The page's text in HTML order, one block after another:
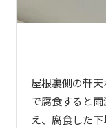
屋根裏側の軒
で腐食すると
え、腐食した下